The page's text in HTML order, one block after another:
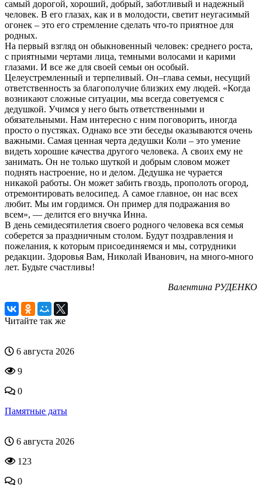
самый дорогой, хороший, добрый, заботливый и надежный
человек. В его глазах, как и в молодости, светит неугасимый
огонек – это его стремление сделать что-то приятное для
родных.
На первый взгляд он обыкновенный человек: среднего роста,
с приятными чертами лица, темными волосами и карими
глазами. И все же для своей семьи он особый.
Целеустремленный и терпеливый. Он–глава семьи, несущий
ответственность за благополучие близких ему людей. «Когда
возникают сложные ситуации, мы всегда советуемся с
дедушкой. Учимся у него быть ответственными и
обязательными. Нам интересно с ним поговорить, иногда
просто о пустяках. Однако все эти беседы оказываются очень
важными. Самая ценная черта дедушки Коли – это умение
видеть хорошие качества другого человека. А своих ему не
занимать. Он не только шуткой и добрым словом может
поднять настроение, но и делом. Дедушка не чурается
никакой работы. Он может забить гвоздь, прополоть огород,
отремонтировать велосипед. А самое главное, он нас всех
любит. Мы им гордимся. Он пример для подражания во
всем», — делится его внучка Инна.
В день семидесятилетия своего родного человека вся семья
соберется за праздничным столом. Будут поздравления и
пожелания, к которым присоединяемся и мы, сотрудники
редакции. Здоровья Вам, Николай Иванович, на много-много
лет. Будьте счастливы!
Валентина РУДЕНКО
Читайте так же
6 августа 2026
9
0
Памятные даты
6 августа 2026
123
0